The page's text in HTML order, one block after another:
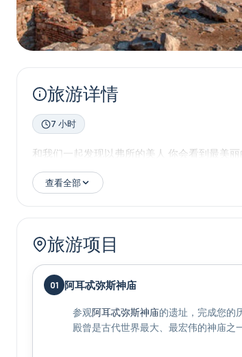
旅游详情
7 小时
和我们一起发现以弗所的美人 你会看到最美
查看全部
旅游项目
01 阿耳忒弥斯神庙
参观阿耳忒弥斯神庙的遗址，完成您的
殿曾是古代世界最大、最宏伟的神庙之